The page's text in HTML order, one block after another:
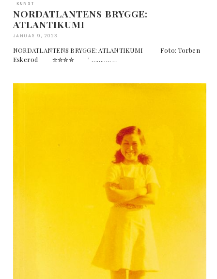
KUNST
NORDATLANTENS BRYGGE:
ATLANTIKUMI
JANUAR 9, 2023
NORDATLANTENS BRYGGE: ATLANTIKUMI Foto: Torben
Eskerod ✮✮✮✮ ' ……….. …